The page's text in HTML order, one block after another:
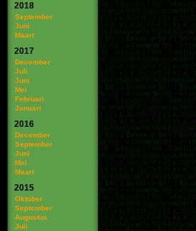
2018
September
Juni
Maart
2017
December
Juli
Juni
Mei
Februari
Januari
2016
December
September
Juni
Mei
Maart
2015
Oktober
September
Augustus
Juli